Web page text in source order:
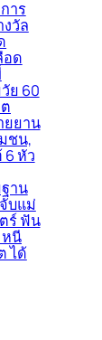
าร
วัล
อด
ย 60
ยยาน
ชน,
6 หัว
าน
บแม่
ร์ ฟัน
นี
ได้